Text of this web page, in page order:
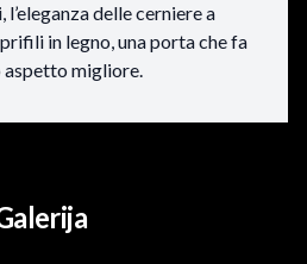
delle cerniere a
in legno, una porta che fa
aspetto migliore.